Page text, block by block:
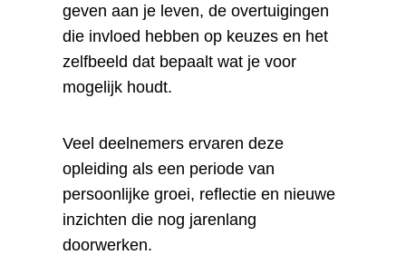
geven aan je leven, de overtuigingen
die invloed hebben op keuzes en het
zelfbeeld dat bepaalt wat je voor
mogelijk houdt.
Veel deelnemers ervaren deze
opleiding als een periode van
persoonlijke groei, reflectie en nieuwe
inzichten die nog jarenlang
doorwerken.